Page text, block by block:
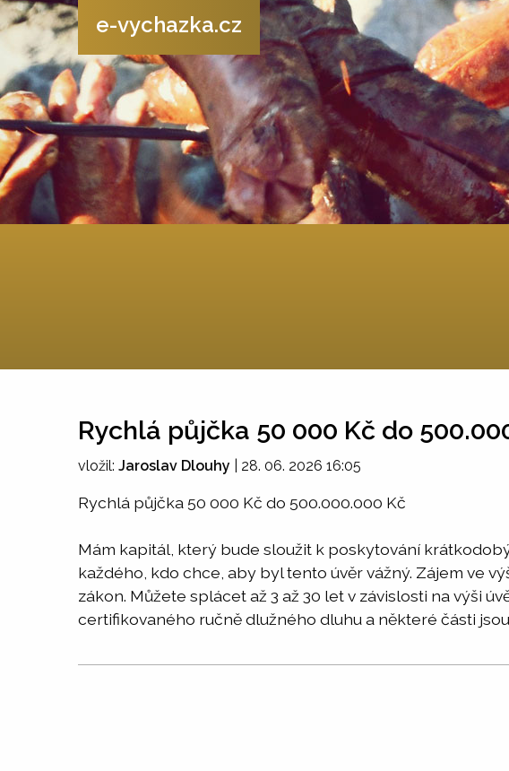
e-vychazka.cz
Rychlá půjčka 50 000 Kč do
vložil: Jaroslav Dlouhy 28. 06. 2026 16:05
Rychlá půjčka 50 000 Kč do 500.000.000 Kč
Mám kapitál, který bude sloužit k poskytování
každého, kdo chce, aby byl tento úvěr vážný. Zájem ve
zákon. Můžete splácet až 3 až 30 let v závislosti na výši
certifikovaného ručně dlužného dluhu a některé části